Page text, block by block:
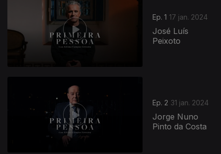
Ep. 1 17 jan. 2024
José Luís
Peixoto
Ep. 2 31 jan. 2024
Jorge Nuno
Pinto da Costa